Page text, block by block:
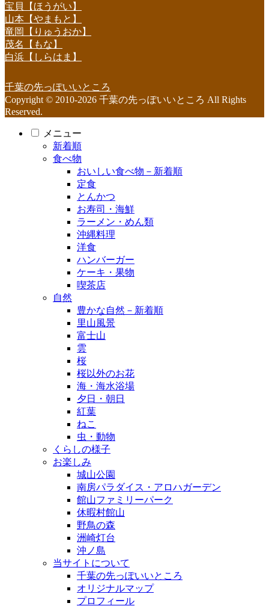
宝貝【ほうがい】
山本【やまもと】
竜岡【りゅうおか】
茂名【もな】
白浜【しらはま】
千葉の先っぽいいところ
Copyright © 2010-2026 千葉の先っぽいいところ All Rights
Reserved.
メニュー
新着順
食べ物
おいしい食べ物－新着順
定食
とんかつ
お寿司・海鮮
ラーメン・めん類
沖縄料理
洋食
ハンバーガー
ケーキ・果物
喫茶店
自然
豊かな自然－新着順
里山風景
富士山
雲
桜
桜以外のお花
海・海水浴場
夕日・朝日
紅葉
ねこ
虫・動物
くらしの様子
お楽しみ
城山公園
南房パラダイス・アロハガーデン
館山ファミリーパーク
休暇村館山
野鳥の森
洲崎灯台
沖ノ島
当サイトについて
千葉の先っぽいいところ
オリジナルマップ
プロフィール